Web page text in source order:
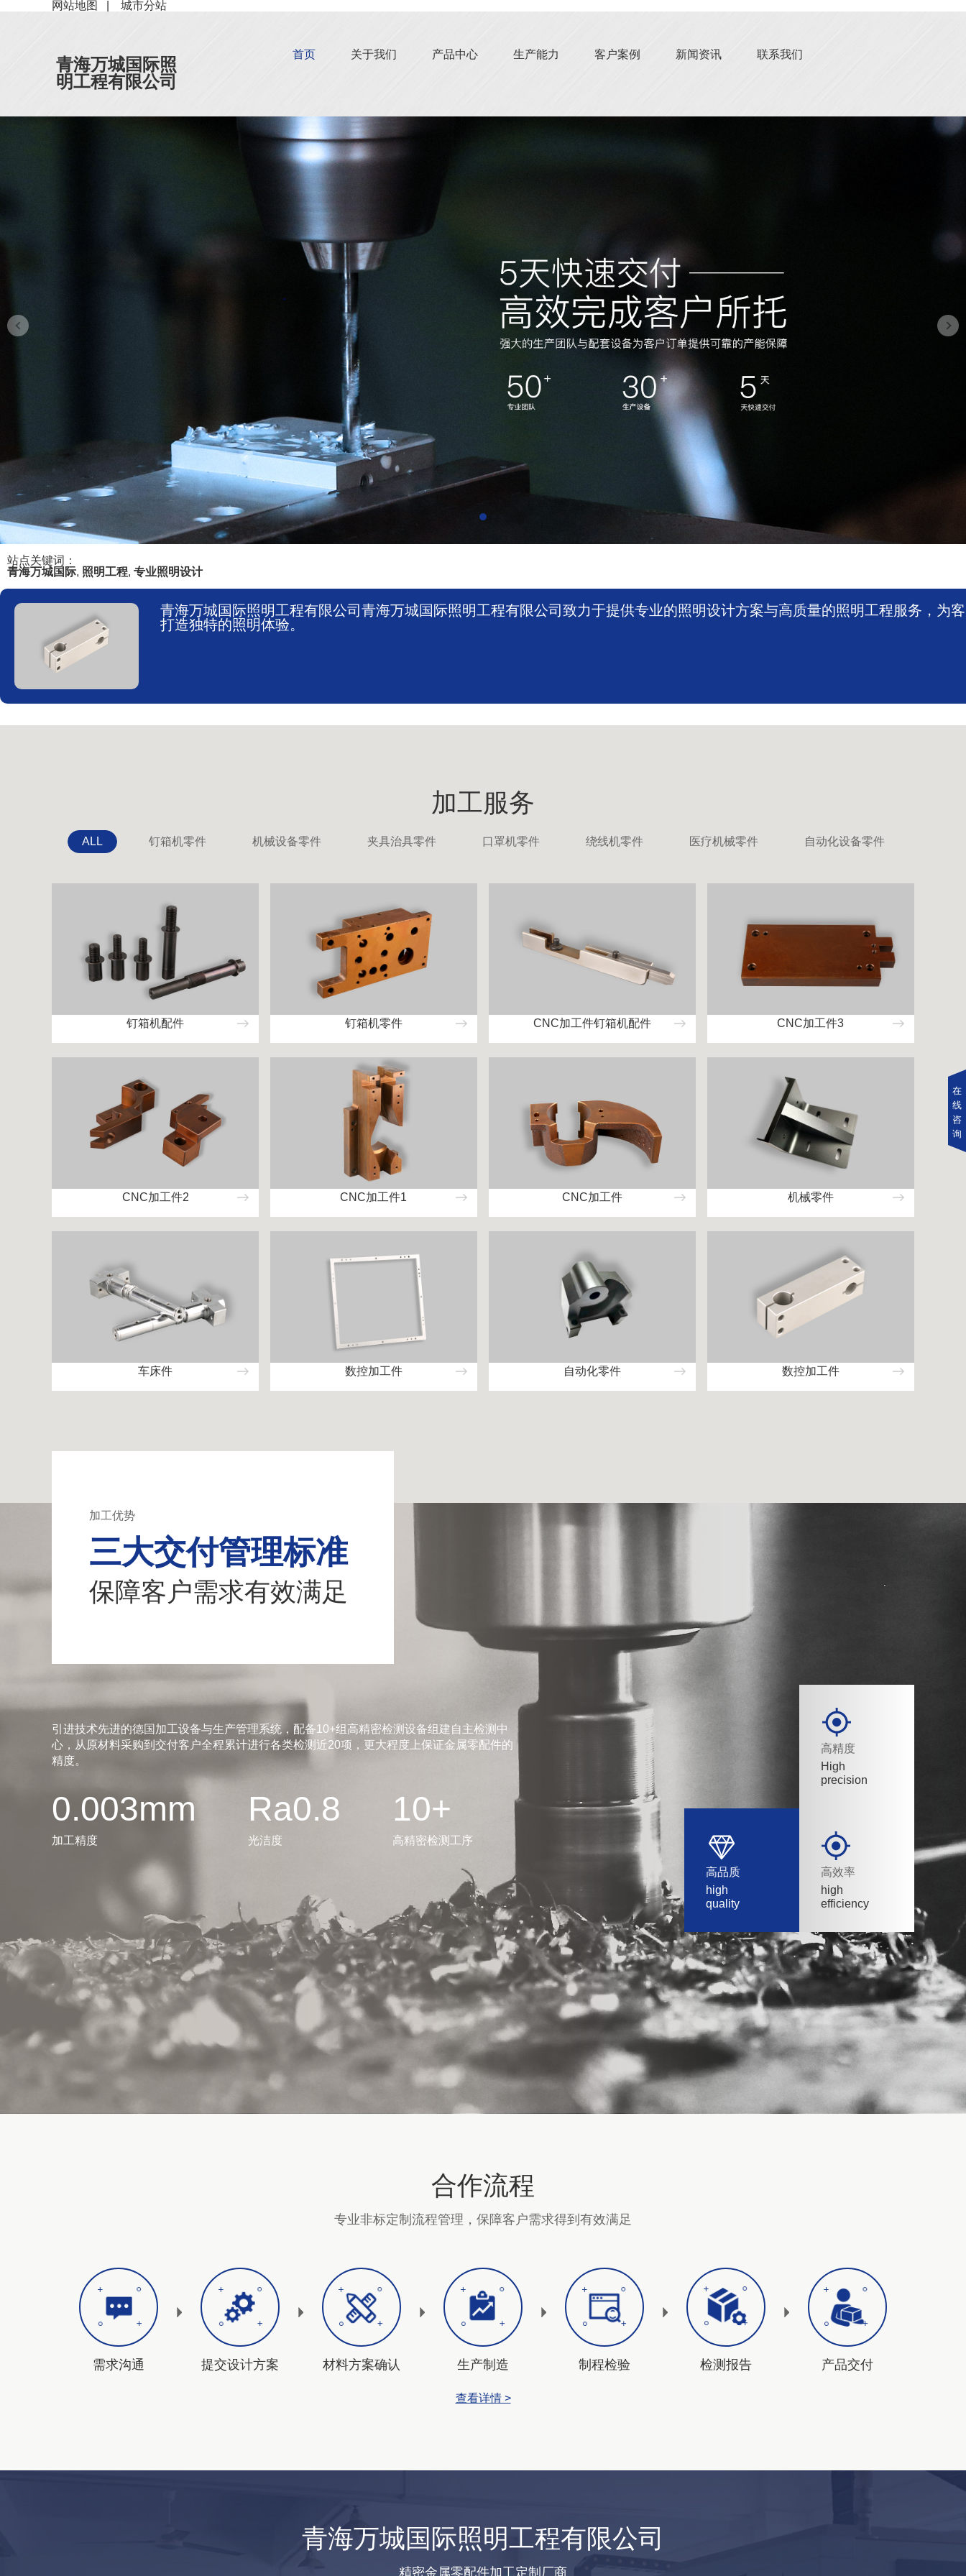
网站地图 城市分站
青海万城国际照
明工程有限公司
首页 关于我们 产品中心 生产能力 客户案例 新闻资讯 联系我们
站点关键词：
青海万城国际, 照明工程, 专业照明设计
青海万城国际照明工程有限公司青海万城国际照明工程有限公司致力于提供专业的照明设计方案与高质量的照明工程服务，为
打造独特的照明体验。
加工服务
ALL 钉箱机零件 机械设备零件 夹具治具零件 口罩机零件 绕线机零件 医疗机械零件 自动化设备零件
钉箱机配件 钉箱机零件 CNC加工件钉箱机配件 CNC加工件3
CNC加工件2 CNC加工件1 CNC加工件 机械零件
车床件 数控加工件 自动化零件 数控加工件
加工优势
三大交付管理标准
保障客户需求有效满足
引进技术先进的德国加工设备与生产管理系统，配备10+组高精密检测设备组建自主检测中
心，从原材料采购到交付客户全程累计进行各类检测近20项，更大程度上保证金属零配件的
精度。
0.003mm
加工精度
Ra0.8
光洁度
10+
高精密检测工序
高精度
High
precision
高品质
high
quality
高效率
high
efficiency
合作流程
专业非标定制流程管理，保障客户需求得到有效满足
需求沟通 提交设计方案 材料方案确认 生产制造 制程检验 检测报告 产品交付
查看详情 >
青海万城国际照明工程有限公司
精密金属零配件加工定制厂商
在
线
咨
询